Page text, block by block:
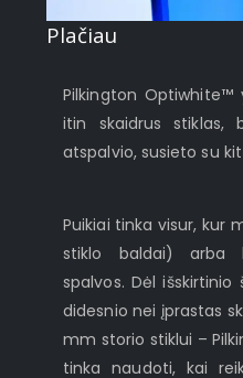
Plačiau
Pilkington Optiwhite™
itin skaidrus stiklas,
atspalvio, susieto su
Puikiai tinka visur, kur
stiklo baldai) arba
spalvos. Dėl išskirtinio
didesnio nei įprastas
mm storio stiklui –
tinka naudoti, kai